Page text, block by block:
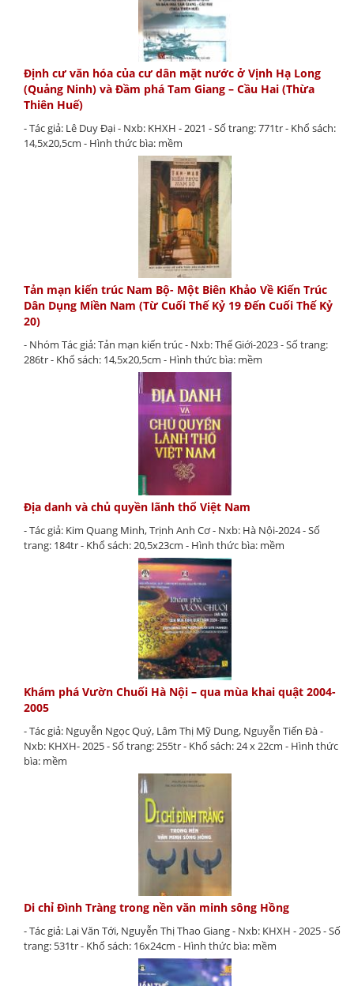
Định cư văn hóa của cư dân mặt nước ở Vịnh Hạ Long
(Quảng Ninh) và Đầm phá Tam Giang – Cầu Hai (Thừa
Thiên Huế)
- Tác giả: Lê Duy Đại - Nxb: KHXH - 2021 - Số trang: 771tr - Khổ sách:
14,5x20,5cm - Hình thức bìa: mềm
Tản mạn kiến trúc Nam Bộ- Một Biên Khảo Về Kiến Trúc
Dân Dụng Miền Nam (Từ Cuối Thế Kỷ 19 Đến Cuối Thế Kỷ
20)
- Nhóm Tác giả: Tản mạn kiến trúc - Nxb: Thế Giới-2023 - Số trang:
286tr - Khổ sách: 14,5x20,5cm - Hình thức bìa: mềm
Địa danh và chủ quyền lãnh thổ Việt Nam
- Tác giả: Kim Quang Minh, Trịnh Anh Cơ - Nxb: Hà Nội-2024 - Số
trang: 184tr - Khổ sách: 20,5x23cm - Hình thức bìa: mềm
Khám phá Vườn Chuối Hà Nội – qua mùa khai quật 2004-
2005
- Tác giả: Nguyễn Ngọc Quý, Lâm Thị Mỹ Dung, Nguyễn Tiến Đà -
Nxb: KHXH- 2025 - Số trang: 255tr - Khổ sách: 24 x 22cm - Hình thức
bìa: mềm
Di chỉ Đình Tràng trong nền văn minh sông Hồng
- Tác giả: Lại Văn Tới, Nguyễn Thị Thao Giang - Nxb: KHXH - 2025 - Số
trang: 531tr - Khổ sách: 16x24cm - Hình thức bìa: mềm